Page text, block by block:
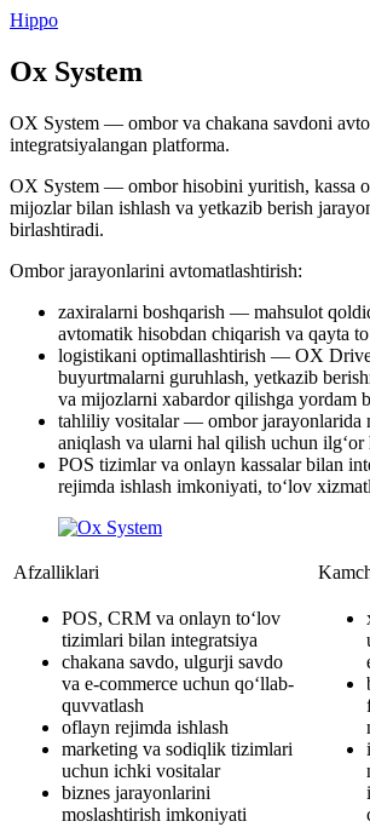
Hippo
Ox System
OX System — ombor va chakana savdoni
integratsiyalangan platforma.
OX System — ombor hisobini yuritish, kassa
mijozlar bilan ishlash va yetkazib berish
birlashtiradi.
Ombor jarayonlarini avtomatlashtirish:
zaxiralarni boshqarish — mahsulot
avtomatik hisobdan chiqarish va qayta
logistikani optimallashtirish — OX
buyurtmalarni guruhlash, yetkazib
va mijozlarni xabardor qilishga yordam
tahliliy vositalar — ombor jarayonlarida
aniqlash va ularni hal qilish uchun
POS tizimlar va onlayn kassalar bilan
rejimda ishlash imkoniyati, to‘lov
Afzalliklari
POS, CRM va onlayn to‘lov
tizimlari bilan integratsiya
chakana savdo, ulgurji savdo
va e-commerce uchun qo‘llab-
quvvatlash
oflayn rejimda ishlash
marketing va sodiqlik tizimlari
uchun ichki vositalar
biznes jarayonlarini
moslashtirish imkoniyati